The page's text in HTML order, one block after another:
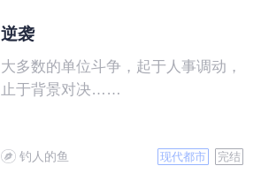
即便是暗地里的较量，同样充满血腥
以叫我唐五郎。 我爹是军统，专门
抓日本特务的军统，虽然他不在了，
以，这里没有你们存活的空间。如果
逆袭
大多数的单位斗争，起于人事调动，
止于背景对决……
钓人的鱼 现代都市 完结